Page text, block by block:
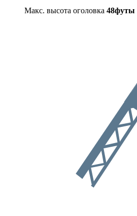
Макс. высота оголовка 48футы